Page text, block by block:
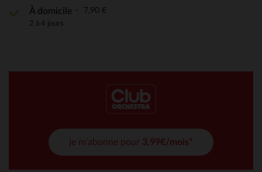
À domicile 7,90 €
2 à 4 jours
je m'abonne pour 3,99€/mois*